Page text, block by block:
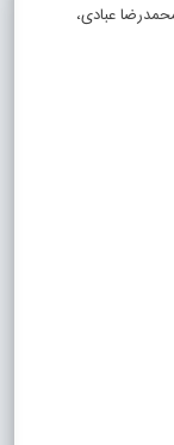
عبادی،